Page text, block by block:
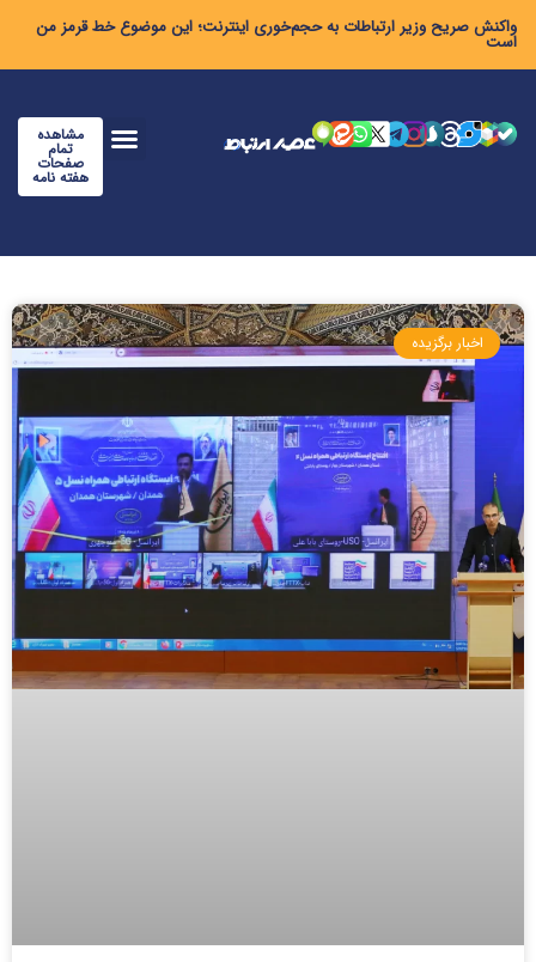
واکنش صریح وزیر ارتباطات به حجم‌خوری اینترنت؛ این موضوع خط قرمز من
است
مشاهده
تمام
صفحات
هفته نامه
اخبار برگزیده